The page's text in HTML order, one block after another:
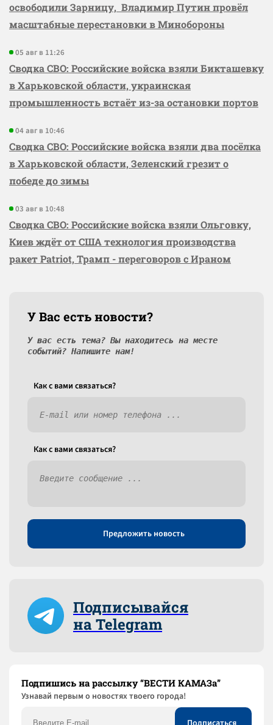
освободили Зарницу, Владимир Путин провёл
масштабные перестановки в Минобороны
05 авг в 11:26
Сводка СВО: Российские войска взяли Бикташевку
в Харьковской области, украинская
промышленность встаёт из-за остановки портов
04 авг в 10:46
Сводка СВО: Российские войска взяли два посёлка
в Харьковской области, Зеленский грезит о
победе до зимы
03 авг в 10:48
Сводка СВО: Российские войска взяли Ольговку,
Киев ждёт от США технология производства
ракет Patriot, Трамп - переговоров с Ираном
У Вас есть новости?
У вас есть тема? Вы находитесь на месте
событий? Напишите нам!
Как c вами связаться?
Как c вами связаться?
Предложить новость
Подписывайся
на Telegram
Подпишись на рассылку “ВЕСТИ КАМАЗа”
Узнaвай первым о новостях твоего города!